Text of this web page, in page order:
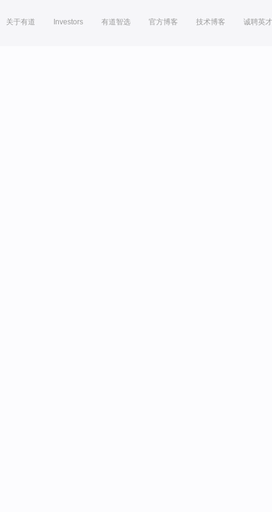
关于有道 Investors 有道智选 官方博客 技术博客 诚聘英才